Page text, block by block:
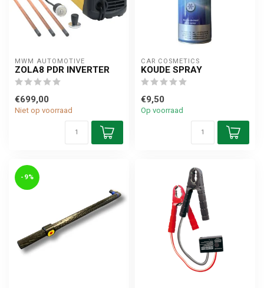
MWM AUTOMOTIVE
ZOLA8 PDR INVERTER
€699,00
Niet op voorraad
CAR COSMETICS
KOUDE SPRAY
€9,50
Op voorraad
-9%